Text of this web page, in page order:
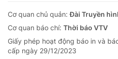
Cơ quan chủ quản:Đài Truyền
Cơ quan báo chí: Thời báo VTV
Giấy phép hoạt động báo in và
cấp ngày 29/12/2023